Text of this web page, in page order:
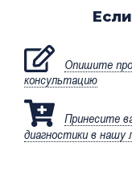
Опишите
консультацию
Принесите
диагностики в нашу